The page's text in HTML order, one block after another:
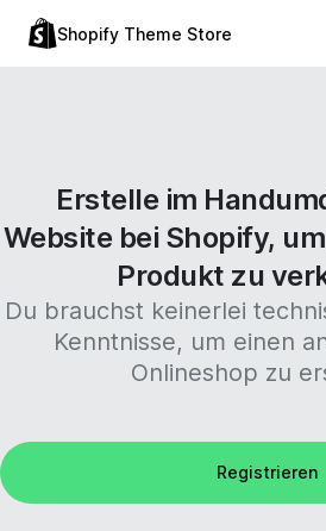
Shopify Theme Store
Erstelle im
Website bei Shopify,
Produkt zu
Du brauchst keinerlei
Kenntnisse, um einen
Onlineshop zu
Registrieren